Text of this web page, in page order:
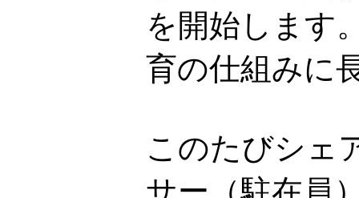
を開始します
育の仕組みに
このたびシェ